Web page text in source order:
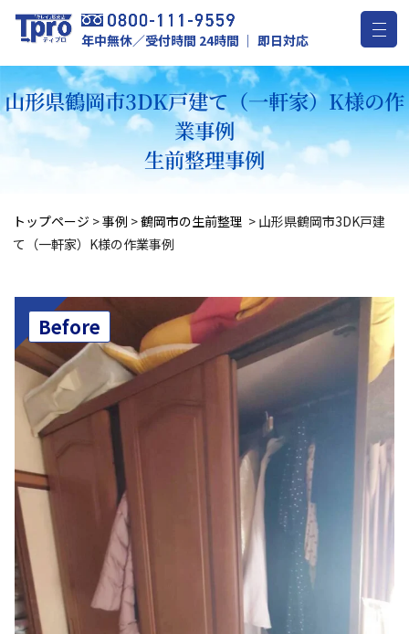
年中無休／受付時間 24時間 ｜ 即日対応
山形県鶴岡市3DK戸建て（一軒家）K様の作
業事例
生前整理事例
トップページ >事例 >鶴岡市の生前整理 > 山形県鶴岡市3DK戸建
て（一軒家）K様の作業事例
Before